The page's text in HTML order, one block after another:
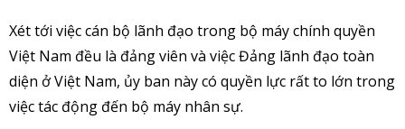
Xét tới việc cán bộ lãnh đạo trong bộ máy chính quyền
Việt Nam đều là đảng viên và việc Đảng lãnh đạo toàn
diện ở Việt Nam, ủy ban này có quyền lực rất to lớn trong
việc tác động đến bộ máy nhân sự.